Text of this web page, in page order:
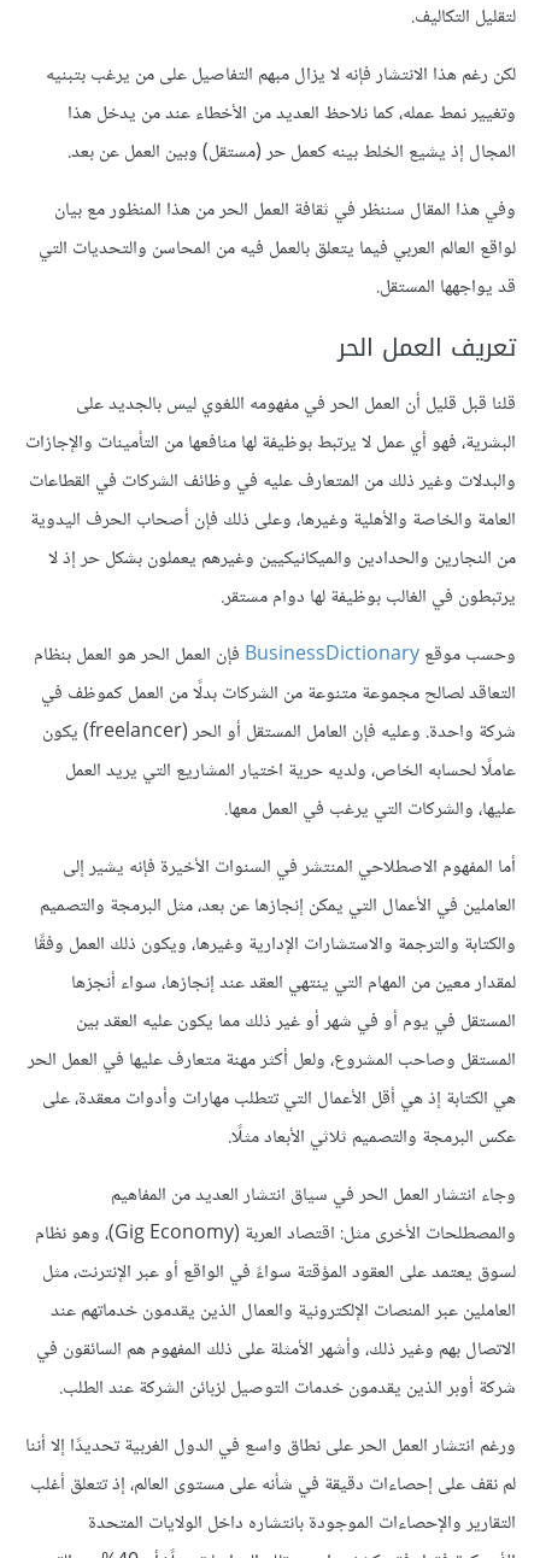
لتقليل التكاليف.
لكن رغم هذا الانتشار فإنه لا يزال مبهم التفاصيل على من يرغب بتبنيه
وتغيير نمط عمله، كما نلاحظ العديد من الأخطاء عند من يدخل هذا
المجال إذ يشيع الخلط بينه كعمل حر (مستقل) وبين العمل عن بعد.
وفي هذا المقال سننظر في ثقافة العمل الحر من هذا المنظور مع بيان
لواقع العالم العربي فيما يتعلق بالعمل فيه من المحاسن والتحديات التي
قد يواجهها المستقل.
تعريف العمل الحر
قلنا قبل قليل أن العمل الحر في مفهومه اللغوي ليس بالجديد على
البشرية، فهو أي عمل لا يرتبط بوظيفة لها منافعها من التأمينات والإجازات
والبدلات وغير ذلك من المتعارف عليه في وظائف الشركات في القطاعات
العامة والخاصة والأهلية وغيرها، وعلى ذلك فإن أصحاب الحرف اليدوية
من النجارين والحدادين والميكانيكيين وغيرهم يعملون بشكل حر إذ لا
يرتبطون في الغالب بوظيفة لها دوام مستقر.
وحسب موقعBusinessDictionary فإن العمل الحر هو العمل بنظام
التعاقد لصالح مجموعة متنوعة من الشركات بدلًا من العمل كموظف في
شركة واحدة. وعليه فإن العامل المستقل أو الحر (freelancer) يكون
عاملًا لحسابه الخاص، ولديه حرية اختيار المشاريع التي يريد العمل
عليها، والشركات التي يرغب في العمل معها.
أما المفهوم الاصطلاحي المنتشر في السنوات الأخيرة فإنه يشير إلى
العاملين في الأعمال التي يمكن إنجازها عن بعد، مثل البرمجة والتصميم
والكتابة والترجمة والاستشارات الإدارية وغيرها، ويكون ذلك العمل وفقًا
لمقدار معين من المهام التي ينتهي العقد عند إنجازها، سواء أنجزها
المستقل في يوم أو في شهر أو غير ذلك مما يكون عليه العقد بين
المستقل وصاحب المشروع، ولعل أكثر مهنة متعارف عليها في العمل الحر
هي الكتابة إذ هي أقل الأعمال التي تتطلب مهارات وأدوات معقدة، على
عكس البرمجة والتصميم ثلاثي الأبعاد مثلًا.
وجاء انتشار العمل الحر في سياق انتشار العديد من المفاهيم
والمصطلحات الأخرى مثل: اقتصاد العربة (Gig Economy)، وهو نظام
لسوق يعتمد على العقود المؤقتة سواءً في الواقع أو عبر الإنترنت، مثل
العاملين عبر المنصات الإلكترونية والعمال الذين يقدمون خدماتهم عند
الاتصال بهم وغير ذلك، وأشهر الأمثلة على ذلك المفهوم هم السائقون في
شركة أوبر الذين يقدمون خدمات التوصيل لزبائن الشركة عند الطلب.
ورغم انتشار العمل الحر على نطاق واسع في الدول الغربية تحديدًا إلا أننا
لم نقف على إحصاءات دقيقة في شأنه على مستوى العالم، إذ تتعلق أغلب
التقارير والإحصاءات الموجودة بانتشاره داخل الولايات المتحدة